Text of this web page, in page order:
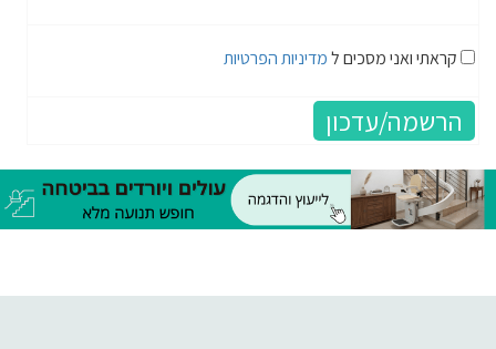
קראתי ואני מסכים למדיניות הפרטיות